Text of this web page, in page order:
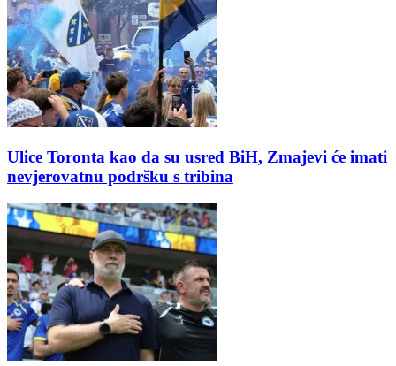
Ulice Toronta kao da su usred BiH, Zmajevi će imati
nevjerovatnu podršku s tribina